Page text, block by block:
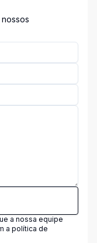
a nossa equipe
a política de